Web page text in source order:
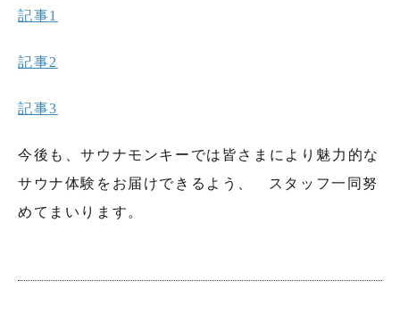
記事1
記事2
記事3
今後も、サウナモンキーでは皆さまにより魅力的な
サウナ体験をお届けできるよう、 スタッフ一同努
めてまいります。